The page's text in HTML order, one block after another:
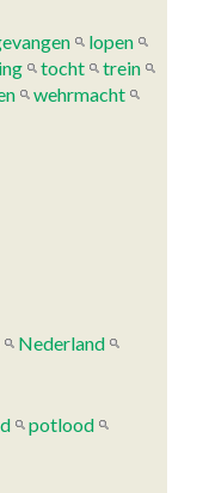
lopen
tocht
trein
wehrmacht
Nederland
potlood